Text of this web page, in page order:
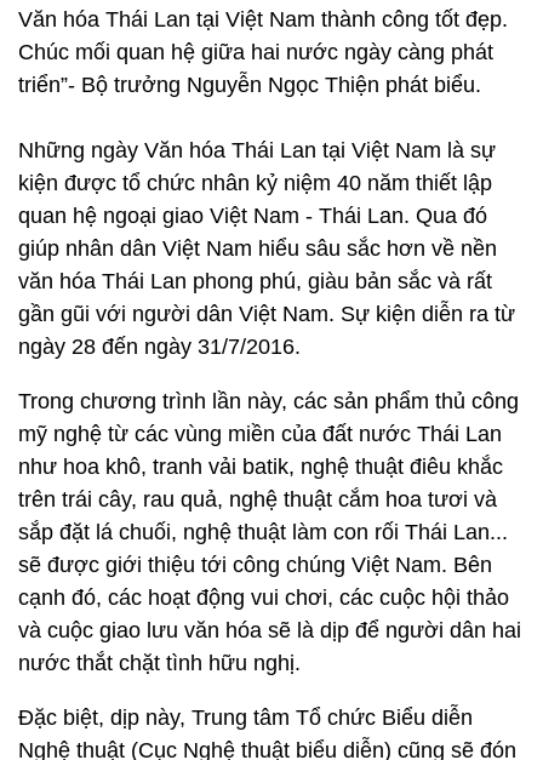
Văn hóa Thái Lan tại Việt Nam thành công tốt đẹp.
Chúc mối quan hệ giữa hai nước ngày càng phát
triển”- Bộ trưởng Nguyễn Ngọc Thiện phát biểu.
Những ngày Văn hóa Thái Lan tại Việt Nam là sự
kiện được tổ chức nhân kỷ niệm 40 năm thiết lập
quan hệ ngoại giao Việt Nam - Thái Lan. Qua đó
giúp nhân dân Việt Nam hiểu sâu sắc hơn về nền
văn hóa Thái Lan phong phú, giàu bản sắc và rất
gần gũi với người dân Việt Nam. Sự kiện diễn ra từ
ngày 28 đến ngày 31/7/2016.
Trong chương trình lần này, các sản phẩm thủ công
mỹ nghệ từ các vùng miền của đất nước Thái Lan
như hoa khô, tranh vải batik, nghệ thuật điêu khắc
trên trái cây, rau quả, nghệ thuật cắm hoa tươi và
sắp đặt lá chuối, nghệ thuật làm con rối Thái Lan...
sẽ được giới thiệu tới công chúng Việt Nam. Bên
cạnh đó, các hoạt động vui chơi, các cuộc hội thảo
và cuộc giao lưu văn hóa sẽ là dịp để người dân hai
nước thắt chặt tình hữu nghị.
Đặc biệt, dịp này, Trung tâm Tổ chức Biểu diễn
Nghệ thuật (Cục Nghệ thuật biểu diễn) cũng sẽ đón